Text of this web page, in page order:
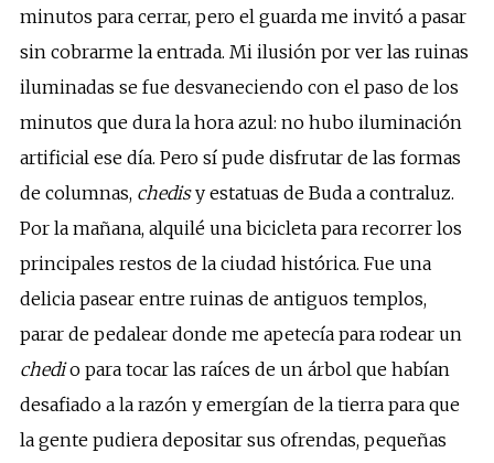
minutos para cerrar, pero el guarda me invitó a pasar
sin cobrarme la entrada. Mi ilusión por ver las ruinas
iluminadas se fue desvaneciendo con el paso de los
minutos que dura la hora azul: no hubo iluminación
artificial ese día. Pero sí pude disfrutar de las formas
de columnas, chedisy estatuas de Buda a contraluz.
Por la mañana, alquilé una bicicleta para recorrer los
principales restos de la ciudad histórica. Fue una
delicia pasear entre ruinas de antiguos templos,
parar de pedalear donde me apetecía para rodear un
chedio para tocar las raíces de un árbol que habían
desafiado a la razón y emergían de la tierra para que
la gente pudiera depositar sus ofrendas, pequeñas